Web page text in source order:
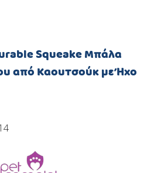
Squeake Μπάλα
από Καουτσούκ με Ήχο